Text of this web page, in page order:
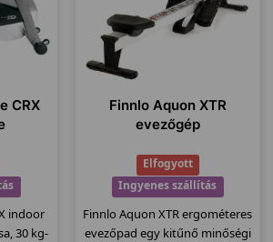
CRX
indoor
30 kg-
Finnlo Aquon XTR
evezőgép
Elfogyott
Ingyenes szállítás
Finnlo Aquon XTR ergométeres
evezőpad egy kitűnő minőségi